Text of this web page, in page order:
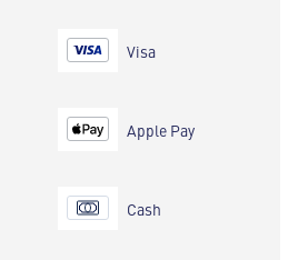
Visa
Apple Pay
Cash